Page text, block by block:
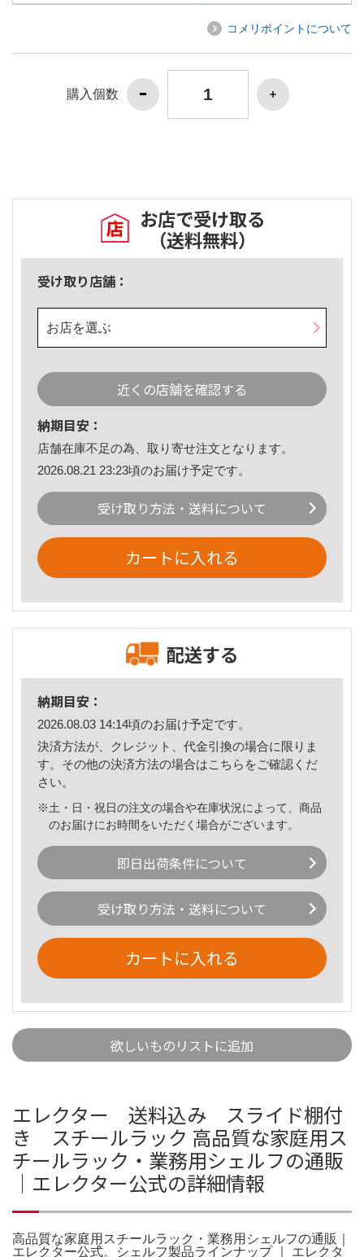
コメリポイントについて
購入個数
お店で受け取る
（送料無料）
受け取り店舗：
お店を選ぶ
近くの店舗を確認する
納期目安：
店舗在庫不足の為、取り寄せ注文となります。
2026.08.21 23:23頃のお届け予定です。
受け取り方法・送料について
カートに入れる
配送する
納期目安：
2026.08.03 14:14頃のお届け予定です。
決済方法が、クレジット、代金引換の場合に限りま
す。その他の決済方法の場合はこちら をご確認くだ
さい。
※土・日・祝日の注文の場合や在庫状況によって、商品
のお届けにお時間をいただく場合がございます。
即日出荷条件について
受け取り方法・送料について
カートに入れる
欲しいものリストに追加
エレクター 送料込み スライド棚付
き スチールラック 高品質な家庭用ス
チールラック・業務用シェルフの通販
｜エレクター公式の詳細情報
高品質な家庭用スチールラック・業務用シェルフの通販｜
エレクター公式。シェルフ製品ラインナップ ｜ エレクタ